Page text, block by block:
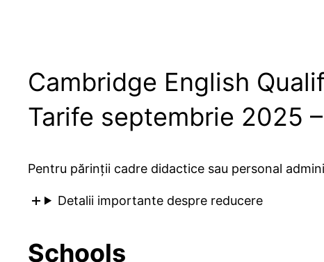
Cambridge English
Tarife septembrie 2025
Pentru părinții cadre didactice sau personal
Detalii importante despre reducere
Schools